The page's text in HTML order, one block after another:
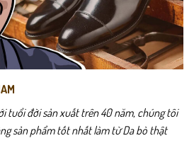
tuổi đời sản xuất trên 40 năm, chúng tôi
sản phẩm tốt nhất làm từ Da bò thật